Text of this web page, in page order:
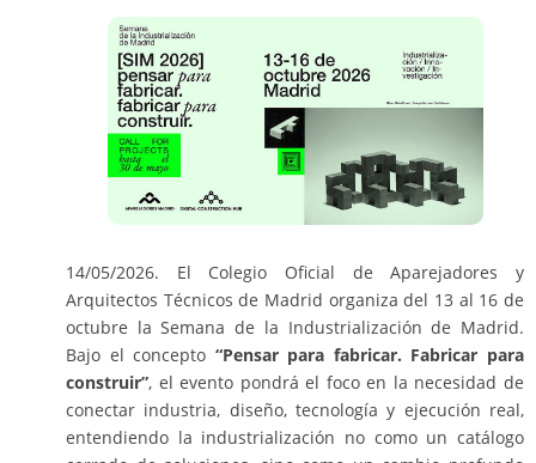
14/05/2026. El Colegio Oficial de Aparejadores y
Arquitectos Técnicos de Madrid organiza del 13 al 16 de
octubre la Semana de la Industrialización de Madrid.
Bajo el concepto “Pensar para fabricar. Fabricar para
construir”, el evento pondrá el foco en la necesidad de
conectar industria, diseño, tecnología y ejecución real,
entendiendo la industrialización no como un catálogo